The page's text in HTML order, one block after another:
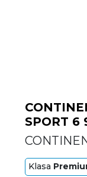
SPORT 6
Klasa